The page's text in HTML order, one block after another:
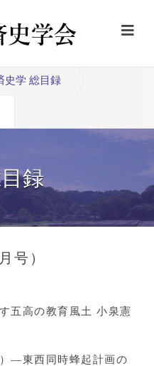
史学 総目録
録
号）
五高の教育風土 小泉憲
―東西同時蜂起計画の